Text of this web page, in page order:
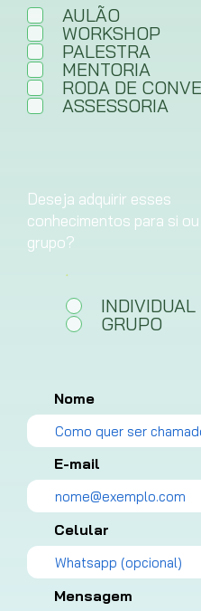
r
i
g
a
t
ó
r
AULÃO
WORKSHOP
PALESTRA
MENTORIA
RODA DE
ASSESSORIA
Deseja adquirir esses
conhecimentos para si ou
grupo?
.
INDIVIDUAL
GRUPO
Nome
E-mail
Celular
Mensagem